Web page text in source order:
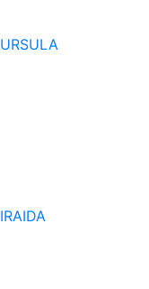
URSULA
IRAIDA